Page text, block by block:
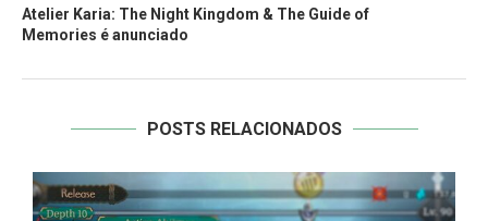
Atelier Karia: The Night Kingdom & The Guide of
Memories é anunciado
POSTS RELACIONADOS